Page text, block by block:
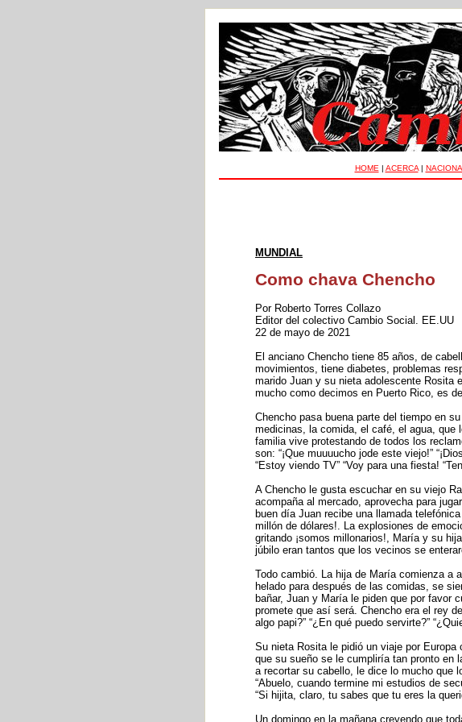
HOME | ACERCA|
MUNDIAL
Como chava Chencho
Por Roberto Torres Collazo
Editor del colectivo Cambio Social. EE.UU
22 de mayo de 2021
El anciano Chencho tiene 85 años, de
movimientos, tiene diabetes, problemas
marido Juan y su nieta adolescente Rosita
mucho como decimos en Puerto Rico, es
Chencho pasa buena parte del tiempo en
medicinas, la comida, el café, el agua, que
familia vive protestando de todos los
son: “¡Que muuuucho jode este viejo!”
“Estoy viendo TV” “Voy para una fiesta!
A Chencho le gusta escuchar en su viejo
acompaña al mercado, aprovecha para
buen día Juan recibe una llamada
millón de dólares!. La explosiones de
gritando ¡somos millonarios!, María y su
júbilo eran tantos que los vecinos se
Todo cambió. La hija de María comienza a
helado para después de las comidas, se
bañar, Juan y María le piden que por favor
promete que así será. Chencho era el rey
algo papi?” “¿En qué puedo servirte?”
Su nieta Rosita le pidió un viaje por
que su sueño se le cumpliría tan pronto en
a recortar su cabello, le dice lo mucho que
“Abuelo, cuando termine mi estudios de
“Si hijita, claro, tu sabes que tu eres la
Un domingo en la mañana creyendo que